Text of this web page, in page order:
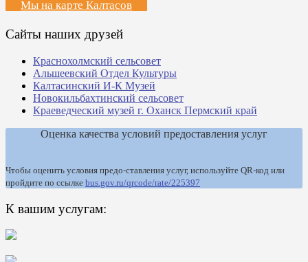
Мы на карте Калтасов
Сайты наших друзей
Краснохолмский сельсовет
Альшеевский Отдел Культуры
Калтасинский И-К Музей
Новокильбахтинский сельсовет
Краеведческий музей г. Оханск Пермский край
Оценка качества условий предоставления услуг
Чтобы оценить условия предо-ставления услуг, используйте QR-код или
пройдите по ссылке bus.gov.ru/qrcode/rate/225397
К вашим услугам: